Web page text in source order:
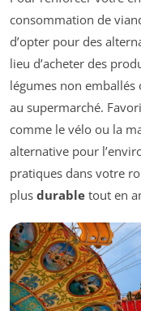
consommation de
d’opter pour des
lieu d’acheter des
légumes non
au supermarché.
comme le vélo ou la
alternative pour
pratiques dans votre
plus durable tout en